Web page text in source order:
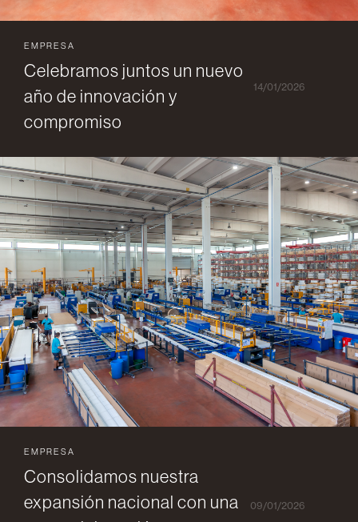
EMPRESA
Celebramos juntos un nuevo
año de innovación y
compromiso
14/01/2026
EMPRESA
Consolidamos nuestra
expansión nacional con una
09/01/2026